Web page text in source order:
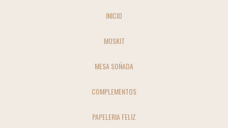
INICIO
MOSKIT
MESA SOÑADA
COMPLEMENTOS
PAPELERIA FELIZ